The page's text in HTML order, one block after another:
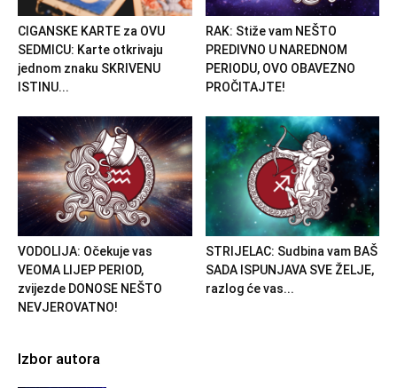
CIGANSKE KARTE za OVU
SEDMICU: Karte otkrivaju
jednom znaku SKRIVENU
ISTINU...
RAK: Stiže vam NEŠTO
PREDIVNO U NAREDNOM
PERIODU, OVO OBAVEZNO
PROČITAJTE!
VODOLIJA: Očekuje vas
VEOMA LIJEP PERIOD,
zvijezde DONOSE NEŠTO
NEVJEROVATNO!
STRIJELAC: Sudbina vam BAŠ
SADA ISPUNJAVA SVE ŽELJE,
razlog će vas...
Izbor autora